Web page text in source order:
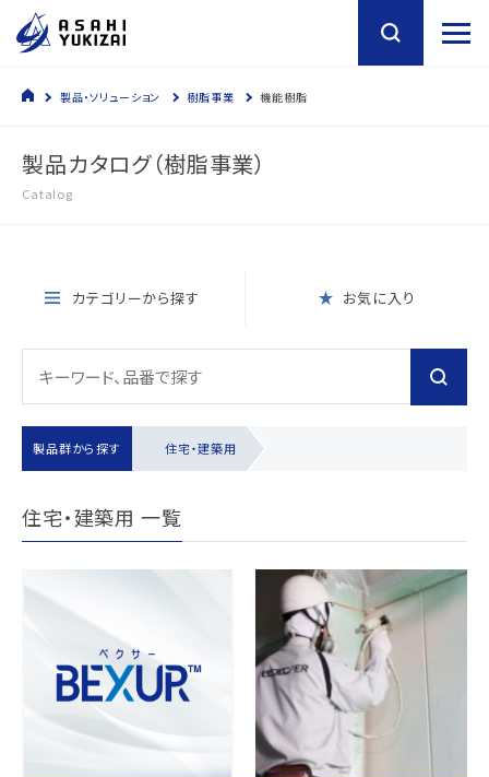
製品・ソリューション 樹脂事業 機能樹脂
製品カタログ（樹脂事業）
Catalog
カテゴリーから探す お気に入り
製品群から探す 住宅・建築用
住宅・建築用 一覧